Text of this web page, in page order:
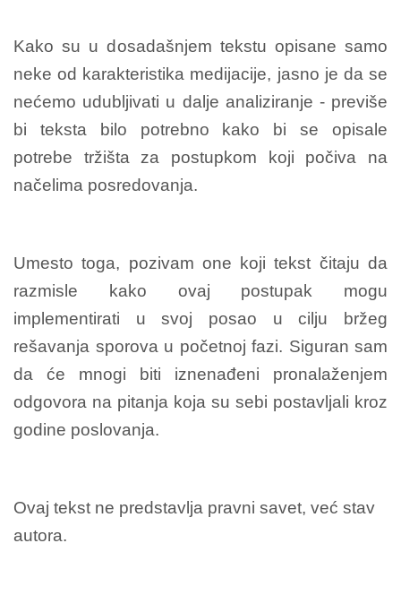
Kako su u dosadašnjem tekstu opisane samo
neke od karakteristika medijacije, jasno je da se
nećemo udubljivati u dalje analiziranje - previše
bi teksta bilo potrebno kako bi se opisale
potrebe tržišta za postupkom koji počiva na
načelima posredovanja.
Umesto toga, pozivam one koji tekst čitaju da
razmisle kako ovaj postupak mogu
implementirati u svoj posao u cilju bržeg
rešavanja sporova u početnoj fazi. Siguran sam
da će mnogi biti iznenađeni pronalaženjem
odgovora na pitanja koja su sebi postavljali kroz
godine poslovanja.
Ovaj tekst ne predstavlja pravni savet, već stav
autora.